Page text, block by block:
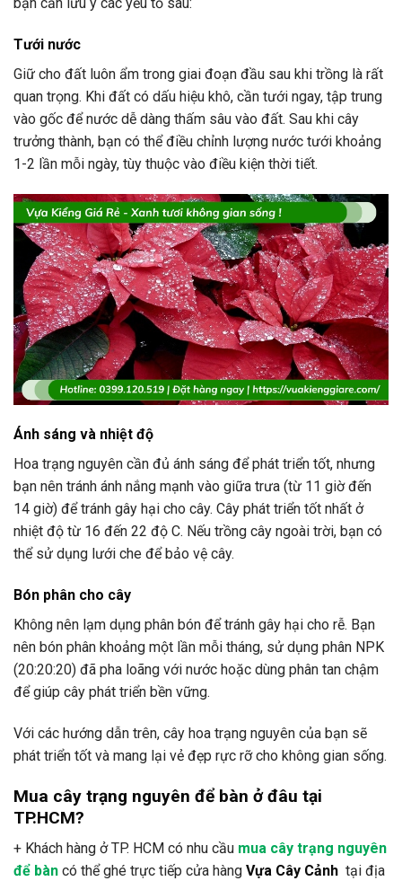
Tưới nước
Giữ cho đất luôn ẩm trong giai đoạn đầu sau khi trồng là rất
quan trọng. Khi đất có dấu hiệu khô, cần tưới ngay, tập trung
vào gốc để nước dễ dàng thấm sâu vào đất. Sau khi cây
trưởng thành, bạn có thể điều chỉnh lượng nước tưới khoảng
1-2 lần mỗi ngày, tùy thuộc vào điều kiện thời tiết.
Ánh sáng và nhiệt độ
Hoa trạng nguyên cần đủ ánh sáng để phát triển tốt, nhưng
bạn nên tránh ánh nắng mạnh vào giữa trưa (từ 11 giờ đến
14 giờ) để tránh gây hại cho cây. Cây phát triển tốt nhất ở
nhiệt độ từ 16 đến 22 độ C. Nếu trồng cây ngoài trời, bạn có
thể sử dụng lưới che để bảo vệ cây.
Bón phân cho cây
Không nên lạm dụng phân bón để tránh gây hại cho rễ. Bạn
nên bón phân khoảng một lần mỗi tháng, sử dụng phân NPK
(20:20:20) đã pha loãng với nước hoặc dùng phân tan chậm
để giúp cây phát triển bền vững.
Với các hướng dẫn trên, cây hoa trạng nguyên của bạn sẽ
phát triển tốt và mang lại vẻ đẹp rực rỡ cho không gian sống.
Mua cây trạng nguyên để bàn ở đâu tại
TP.HCM?
+ Khách hàng ở TP. HCM có nhu cầu mua cây trạng nguyên
để bàn có thể ghé trực tiếp cửa hàng Vựa Cây Cảnh tại địa